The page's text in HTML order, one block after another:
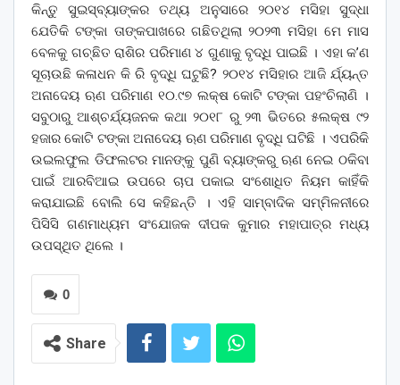
କିନ୍ତୁ ସୁଇସ୍‌ବ୍ୟାଙ୍କର ତଥ୍ୟ ଅନୁସାରେ ୨୦୧୪ ମସିହା ସୁଦ୍ଧା
ଯେତିକି ଟଙ୍କା ତାଙ୍କପାଖରେ ଗଛିତଥିଲା ୨୦୨୩ ମସିହା ମେ ମାସ
ବେଳକୁ ଗଚ୍ଛିତ ରାଶିର ପରିମାଣ ୪ ଗୁଣାକୁ ବୃଦ୍ଧି ପାଇଛି । ଏହା କ’ଣ
ସୂଚାଉଛି କଳାଧନ କି ରି ବୃଦ୍ଧି ଘଟୁଛି? ୨୦୧୪ ମସିହାର ଆଜି ର୍ଯ୍ୟନ୍ତ
ଅନାଦେୟ ଋଣ ପରିମାଣ ୧୦.୯୭ ଲକ୍ଷ କୋଟି ଟଙ୍କା ପହଂଚିଲାଣି ।
ସବୁଠାରୁ ଆଶ୍ଚର୍ଯ୍ୟଜନକ କଥା ୨୦୧୮ ରୁ ୨୩ ଭିତରେ ୫ଲକ୍ଷ ୯୨
ହଜାର କୋଟି ଟଙ୍କା ଅନାଦେୟ ଋଣ ପରିମାଣ ବୃଦ୍ଧି ଘଟିଛି । ଏପରିକି
ଉଇଲଫୁଲ ଡିଫଲଟର ମାନଙ୍କୁ ପୁଣି ବ୍ୟାଙ୍କରୁ ଋଣ ନେଇ ଠକିବା
ପାଇଁ ଆରବିଆଇ ଉପରେ ଚାପ ପକାଇ ସଂଶୋଧିତ ନିୟମ କାହିଁକି
କରାଯାଇଛି ବୋଲି ସେ କହିଛନ୍ତି । ଏହି ସାମ୍ବାଦିକ ସମ୍ମିଳନୀରେ
ପିସିସି ଗଣମାଧ୍ୟମ ସଂଯୋଜକ ଦୀପକ କୁମାର ମହାପାତ୍ର ମଧ୍ୟ
ଉପସ୍ଥିତ ଥିଲେ ।
0
Share